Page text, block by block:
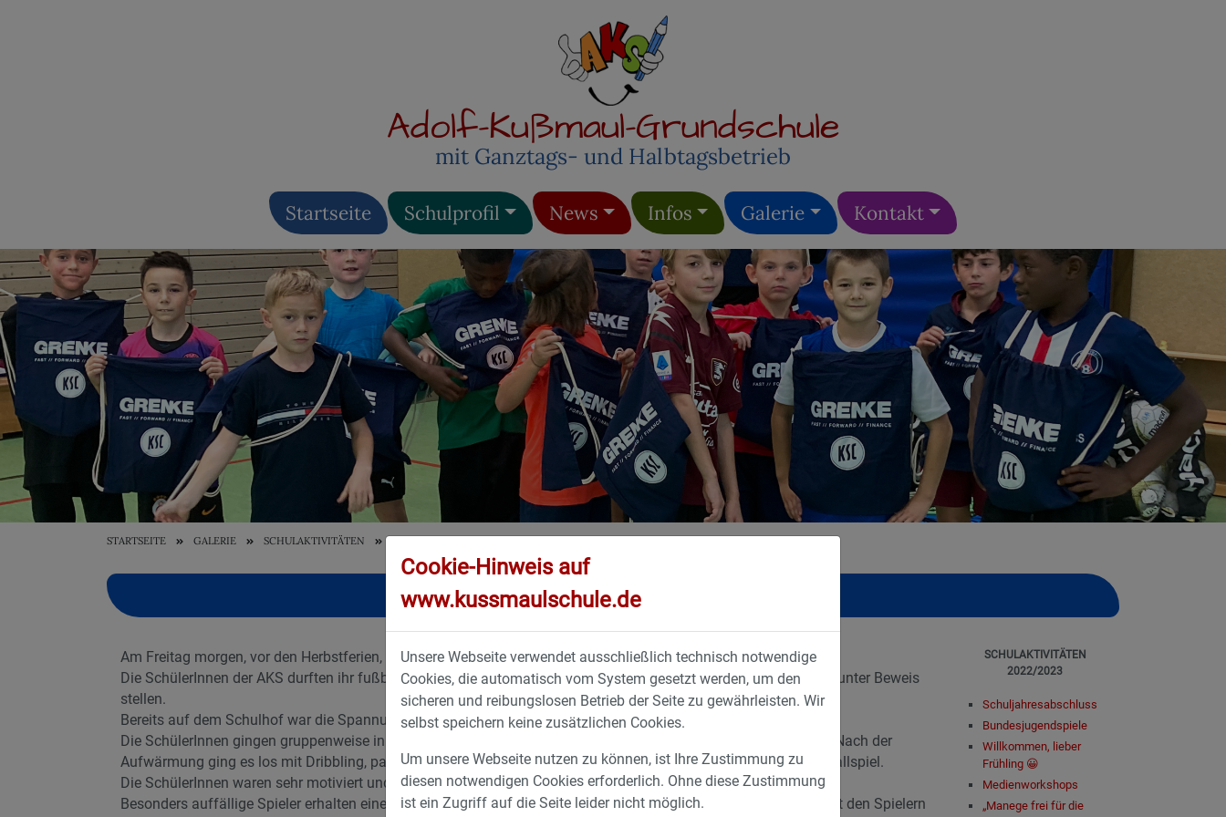
Adolf-Kußmaul-Grundschule
mit Ganztags- und Halbtagsbetrieb
Startseite Schulprofil News Infos Galerie Kontakt
STARTSEITE GALERIE SCHULAKTIVITÄTEN TALENTSICHTUNG AN DER AKS
Talentsichtung an der AKS
Am Freitag morgen, vor den Herbstferien, war es soweit!
Die SchülerInnen der AKS durften ihr fußballerisches Können, vor den Talentscouts Nico Hurst und Maik Richter unter Beweis
stellen.
Bereits auf dem Schulhof war die Spannung groß, als der KSC-Van auf dem Parkplatz entdeckt wurde.
Die SchülerInnen gingen gruppenweise in die Sporthalle und bekamen ein Fußballtraining von den KSC-Scouts. Nach der
Aufwärmung ging es los mit Dribbling, passen, schießen, Übersteiger und natürlich gab es am Schluss ein Fußballspiel.
Die SchülerInnen waren sehr motiviert und hatten große Freude dabei zu sein.
Besonders auffällige Spieler erhalten eine Einladung zu einem Probetraining beim Karlsruher SC um sich dort mit den Spielern
SCHULAKTIVITÄTEN
2022/2023
Schuljahresabschluss
Bundesjugendspiele
Willkommen, lieber
Frühling 😀
Medienworkshops
„Manege frei für die
Cookie-Hinweis auf
www.kussmaulschule.de
Unsere Webseite verwendet ausschließlich technisch notwendige
Cookies, die automatisch vom System gesetzt werden, um den
sicheren und reibungslosen Betrieb der Seite zu gewährleisten. Wir
selbst speichern keine zusätzlichen Cookies.
Um unsere Webseite nutzen zu können, ist Ihre Zustimmung zu
diesen notwendigen Cookies erforderlich. Ohne diese Zustimmung
ist ein Zugriff auf die Seite leider nicht möglich.